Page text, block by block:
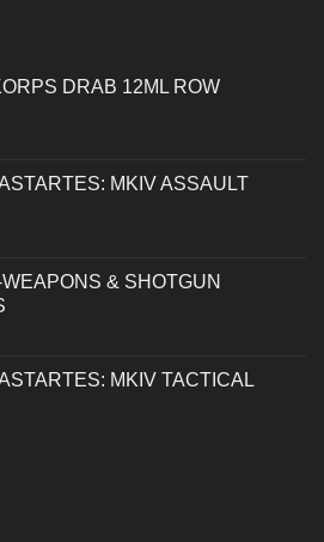
DRAB 12ML ROW
MKIV ASSAULT
WEAPONS & SHOTGUN
MKIV TACTICAL